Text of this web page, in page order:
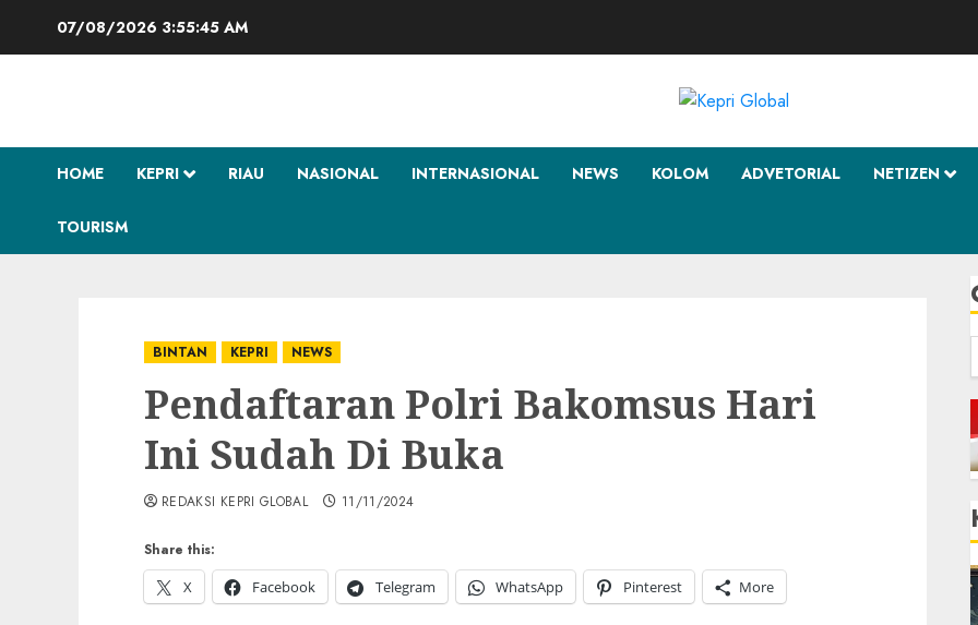
07/08/2026 3:55:46 AM
HOME KEPRI RIAU NASIONAL INTERNASIONAL NEWS KOLOM ADVETORIAL NETIZEN
TOURISM
BINTAN KEPRI NEWS
Pendaftaran Polri Bakomsus Hari
Ini Sudah Di Buka
Share this:
X
Facebook Telegram WhatsApp Pinterest More
REDAKSI KEPRI GLOBAL 11/11/2024